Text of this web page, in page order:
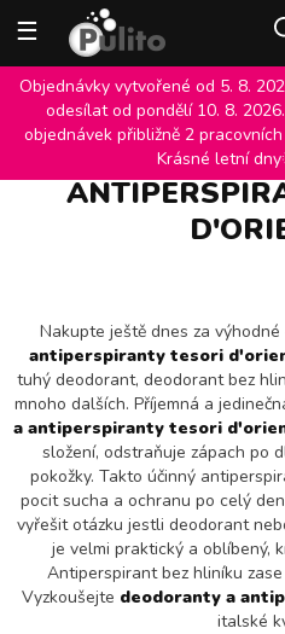
☰
Objednávky vytvořené od 5. 8.
odesílat od pondělí 10. 8.
objednávek přibližně 2
Krásné letní
Nakupte ještě dnes za
antiperspiranty tesori
tuhý deodorant, deodorant bez
mnoho dalších. Příjemná a
a antiperspiranty tesori
složení, odstraňuje zápach po
pokožky. Takto účinný
pocit sucha a ochranu po celý
vyřešit otázku jestli deodorant
je velmi praktický a oblíbený,
Antiperspirant bez hliníku
Vyzkoušejte deodoranty a
italské